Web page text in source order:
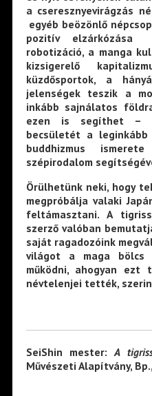
a cseresznyevirágzás
egyéb beözönlő
pozitív
robotizáció, a manga
kizsigerelő
küzdősportok, a
jelenségek teszik a
inkább sajnálatos
ezen is segíthet –
becsületét a
buddhizmus
szépirodalom
Örülhetünk neki, hogy
megpróbálja valaki
feltámasztani. A
szerző valóban
saját ragadozóink
világot a maga bölcs
működni, ahogyan ezt
névtelenjei tették,
SeiShin mester:A
Művészeti Alapítvány,